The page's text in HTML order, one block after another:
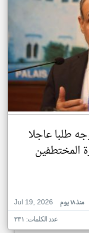
طلبا عاجلا
المختطفين
Jul 19, 2026
منذ ١٨ يوم
عدد الكلمات: ٣٣١